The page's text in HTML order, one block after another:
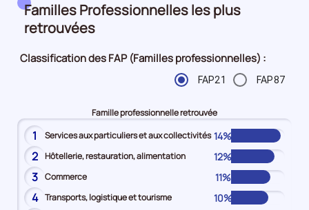
Familles Professionnelles les plus
retrouvées
Classification des FAP (Familles professionnelles) :
FAP21 FAP87
Famille professionnelle retrouvée
1 Services aux particuliers et aux collectivités 14%
2 Hôtellerie, restauration, alimentation 12%
3 Commerce 11%
4 Transports, logistique et tourisme 10%